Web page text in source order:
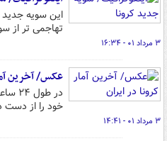
این سویه جدید
تهاجمی تر از
۳ مرداد ۰۱ - ۱۶:۳۴
عکس/ آخرین
خود را از دست
۳ مرداد ۰۱ - ۱۴:۴۱